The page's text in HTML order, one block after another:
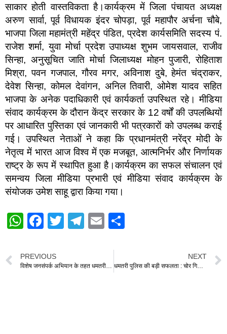
साकार होती वास्तविकता है।कार्यक्रम में जिला पंचायत अध्यक्ष
अरुण सार्वा, पूर्व विधायक इंदर चोपड़ा, पूर्व महापौर अर्चना चौबे,
भाजपा जिला महामंत्री महेंद्र पंडित, प्रदेश कार्यसमिति सदस्य पं.
राजेश शर्मा, युवा मोर्चा प्रदेश उपाध्यक्ष शुभम जायसवाल, राजीव
सिन्हा, अनुसूचित जाति मोर्चा जिलाध्यक्ष मोहन पुजारी, रोहिताश
मिश्रा, पवन गजपाल, गौरव मगर, अविनाश दुबे, हेमंत चंद्राकर,
देवेश सिन्हा, कोमल देवांगन, अनिल तिवारी, ओमेश यादव सहित
भाजपा के अनेक पदाधिकारी एवं कार्यकर्ता उपस्थित रहे। मीडिया
संवाद कार्यक्रम के दौरान केंद्र सरकार के 12 वर्षों की उपलब्धियों
पर आधारित पुस्तिका एवं जानकारी भी पत्रकारों को उपलब्ध कराई
गई। उपस्थित नेताओं ने कहा कि प्रधानमंत्री नरेंद्र मोदी के
नेतृत्व में भारत आज विश्व में एक मजबूत, आत्मनिर्भर और निर्णायक
राष्ट्र के रूप में स्थापित हुआ है।कार्यक्रम का सफल संचालन एवं
समन्वय जिला मीडिया प्रभारी एवं मीडिया संवाद कार्यक्रम के
संयोजक उमेश साहू द्वारा किया गया।
W
at
s
F
c
e
T
er
T
gr
E
ail
e
PREVIOUS
विशेष जनसंपर्क अभियान के तहत धमतरी में वरिष्ठजनों का सम्मान, सांसद रूपकुमारी चौधरी और रंजना साहू ने की आत्मीय भेंट
NEXT
धमतरी पुलिस की बड़ी सफलता : चोर गिरोह से लाखों रुपये के सोना-चांदी के आभूषण नगदी एवं वाहन बरामद पूरा गैंग धराया 08 आरोपी गिरफ्तार